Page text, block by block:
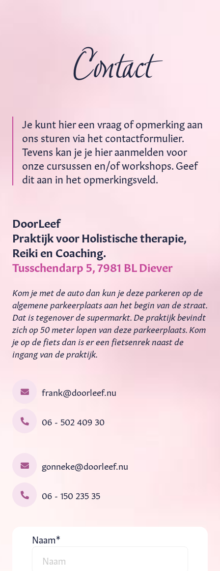
Contact
Je kunt hier een vraag of opmerking aan
ons sturen via het contactformulier.
Tevens kan je je hier aanmelden voor
onze cursussen en/of workshops. Geef
dit aan in het opmerkingsveld.
DoorLeef
Praktijk voor Holistische therapie,
Reiki en Coaching.
Tusschendarp 5, 7981 BL Diever
Kom je met de auto dan kun je deze parkeren op de
algemene parkeerplaats aan het begin van de straat.
Dat is tegenover de supermarkt. De praktijk bevindt
zich op 50 meter lopen van deze parkeerplaats. Kom
je op de fiets dan is er een fietsenrek naast de
ingang van de praktijk.
frank@doorleef.nu
06 - 502 409 30
gonneke@doorleef.nu
06 - 150 235 35
Naam